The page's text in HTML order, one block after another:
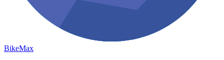
BikeMax